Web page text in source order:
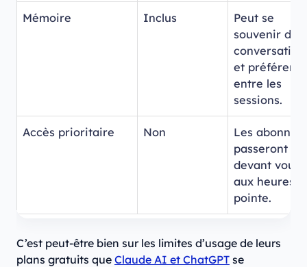
Mémoire Inclus
Peut se
souvenir de
et
entre les
sessions.
Accès prioritaire Non
Les abonnés
passeront
devant vous
aux heures
pointe.
C’est peut-être bien sur les limites d’usage de leurs
plans gratuits que Claude AI et ChatGPT se